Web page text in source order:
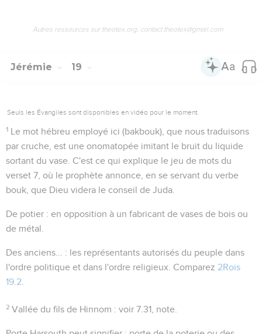
Autres ressources sur theotex.org, contact theotex@gmail.com
Jérémie 19
Seuls les Évangiles sont disponibles en vidéo pour le moment.
1 Le mot hébreu employé ici (bakbouk), que nous traduisons
par cruche , est une onomatopée imitant le bruit du liquide
sortant du vase. C'est ce qui explique le jeu de mots du
verset 7, où le prophète annonce, en se servant du verbe
bouk , que Dieu videra le conseil de Juda.
De potier : en opposition à un fabricant de vases de bois ou
de métal.
Des anciens...
: les représentants autorisés du peuple dans
l'ordre politique et dans l'ordre religieux. Comparez 2Rois
19.2
2 Vallée du fils de Hinnom : voir7.31 , note.